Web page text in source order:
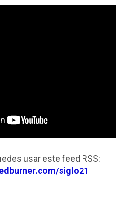
usar este feed RSS:
siglo21